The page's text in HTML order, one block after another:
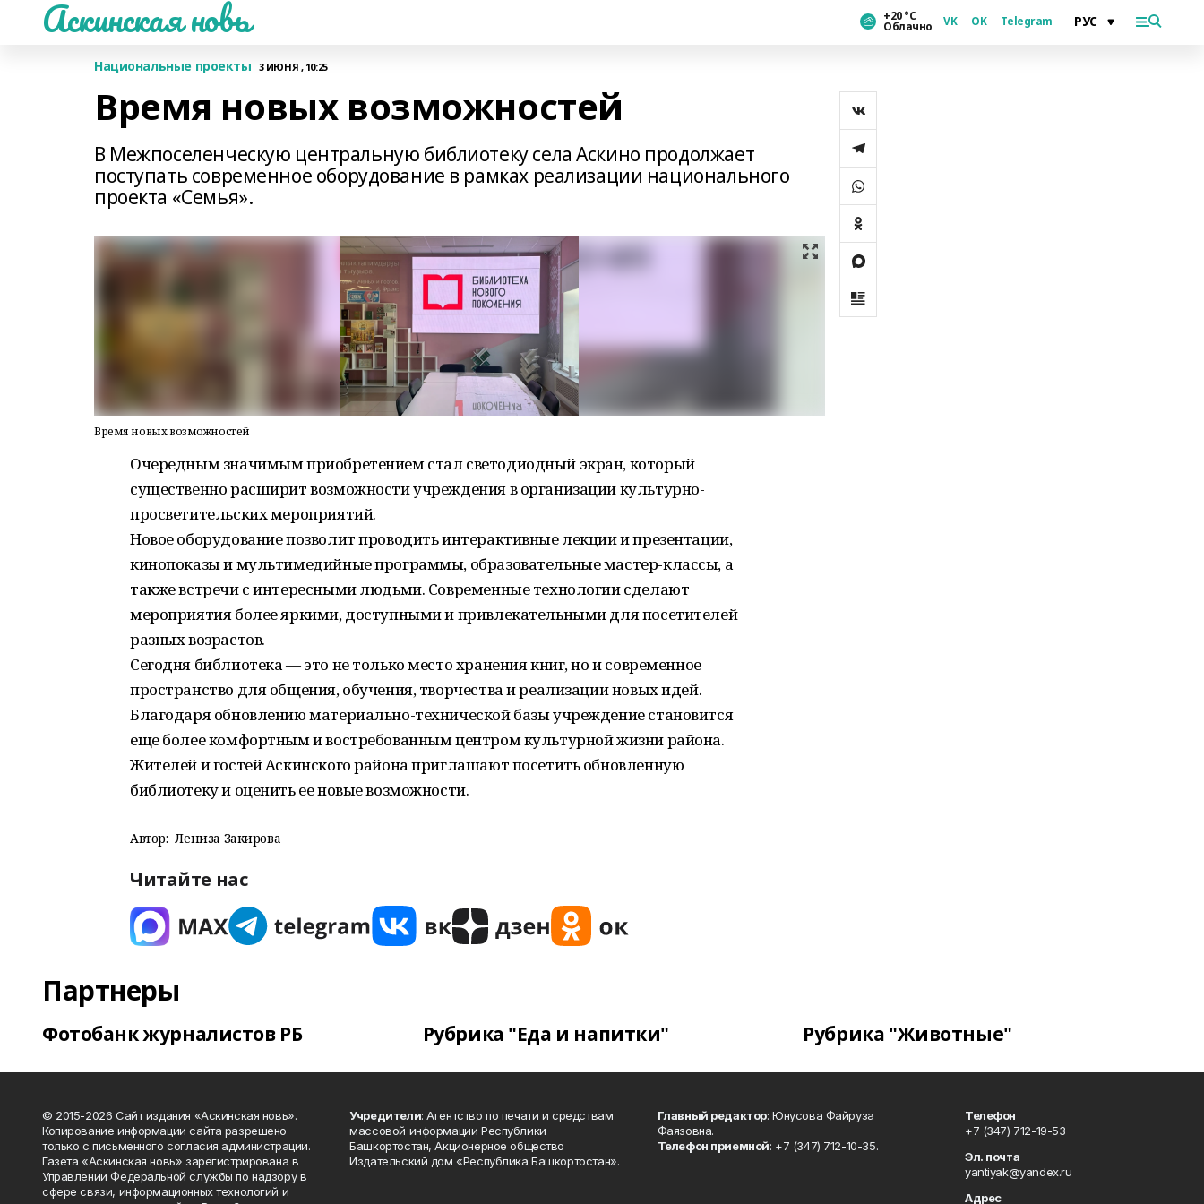
Аскинская новь +20 °С
Облачно VK OK Telegram
Национальные проекты 3 ИЮНЯ , 10:25
Время новых возможностей
В Межпоселенческую центральную библиотеку села Аскино продолжает
поступать современное оборудование в рамках реализации национального
проекта «Семья».
Время новых возможностей
Очередным значимым приобретением стал светодиодный экран, который
существенно расширит возможности учреждения в организации культурно-
просветительских мероприятий.
Новое оборудование позволит проводить интерактивные лекции и презентации,
кинопоказы и мультимедийные программы, образовательные мастер-классы, а
также встречи с интересными людьми. Современные технологии сделают
мероприятия более яркими, доступными и привлекательными для посетителей
разных возрастов.
Сегодня библиотека — это не только место хранения книг, но и современное
пространство для общения, обучения, творчества и реализации новых идей.
Благодаря обновлению материально-технической базы учреждение становится
еще более комфортным и востребованным центром культурной жизни района.
Жителей и гостей Аскинского района приглашают посетить обновленную
библиотеку и оценить ее новые возможности.
Автор: Лениза Закирова
Читайте нас
Партнеры
Фотобанк журналистов РБ Рубрика "Еда и напитки" Рубрика "Животные"
© 2015-2026 Сайт издания «Аскинская новь».
Копирование информации сайта разрешено
только с письменного согласия администрации.
Газета «Аскинская новь» зарегистрирована в
Управлении Федеральной службы по надзору в
сфере связи, информационных технологий и
Учредители: Агентство по печати и средствам
массовой информации Республики
Башкортостан, Акционерное общество
Издательский дом «Республика Башкортостан».
Главный редактор: Юнусова Файруза
Фаязовна.
Телефон приемной: +7 (347) 712-10-35.
Телефон
+7 (347) 712-19-53
Эл. почта
yantiyak@yandex.ru
Адрес